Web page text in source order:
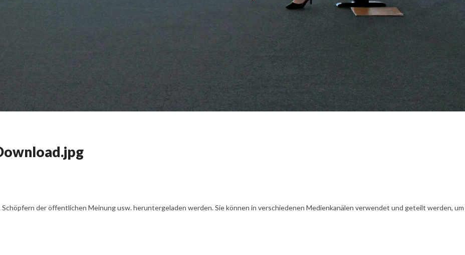
der öffentlichen Meinung usw. heruntergeladen werden. Sie können in verschiedenen Medienkanälen verwendet und geteilt